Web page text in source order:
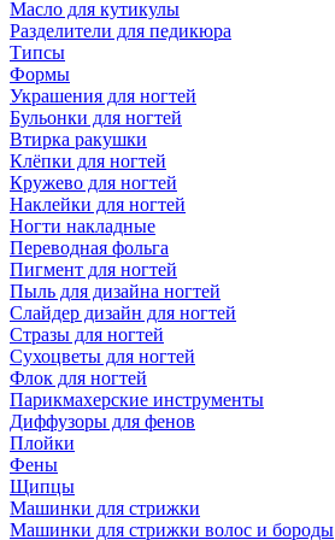
Масло для кутикулы
Разделители для педикюра
Типсы
Формы
Украшения для ногтей
Бульонки для ногтей
Втирка ракушки
Клёпки для ногтей
Кружево для ногтей
Наклейки для ногтей
Ногти накладные
Переводная фольга
Пигмент для ногтей
Пыль для дизайна ногтей
Слайдер дизайн для ногтей
Стразы для ногтей
Сухоцветы для ногтей
Флок для ногтей
Парикмахерские инструменты
Диффузоры для фенов
Плойки
Фены
Щипцы
Машинки для стрижки
Машинки для стрижки волос и бороды